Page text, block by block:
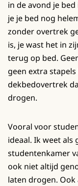
in de avond je
je je bed nog
zonder overtrek
is, je wast het in
terug op bed.
geen extra
dekbedovertrek
drogen.
Vooral voor
ideaal. Ik weet als
studentenkamer
ook niet altijd
laten drogen.